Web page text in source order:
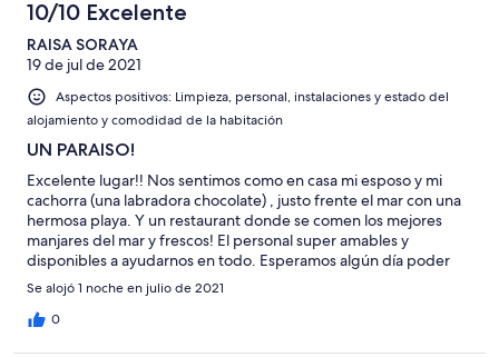
10/10 Excelente
RAISA SORAYA
19 de jul de 2021
Aspectos positivos: Limpieza, personal, instalaciones y estado del
alojamiento y comodidad de la habitación
UN PARAISO!
Excelente lugar!! Nos sentimos como en casa mi esposo y mi
cachorra (una labradora chocolate) , justo frente el mar con una
hermosa playa. Y un restaurant donde se comen los mejores
manjares del mar y frescos! El personal super amables y
disponibles a ayudarnos en todo. Esperamos algún día poder
volver a regresar.
Se alojó 1 noche en julio de 2021
0